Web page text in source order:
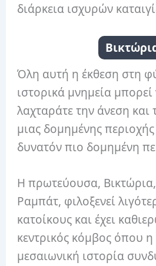
διάρκεια ισχυρών
Όλη αυτή η έκθεση στη
ιστορικά μνημεία
λαχταράτε την άνεση και
μιας δομημένης
δυνατόν πιο δομημένη
Η πρωτεύουσα,
Ραμπάτ, φιλοξενεί
κατοίκους και έχει
κεντρικός κόμβος όπου
μεσαιωνική ιστορία